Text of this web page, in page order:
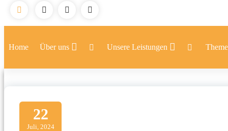
Home Über uns Unsere Leistungen
22
Juli, 2024